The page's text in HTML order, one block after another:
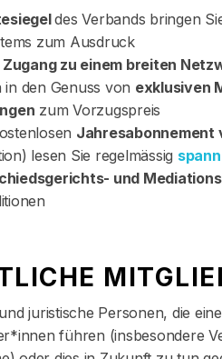
des Verbands bringen
zum Ausdruck
Zugang zu einem breiten
in den Genuss von exklusiven
zum Vorzugspreis
Jahresabonnement
lesen Sie regelmässig
und
juristische Personen, die
führen (insbesondere